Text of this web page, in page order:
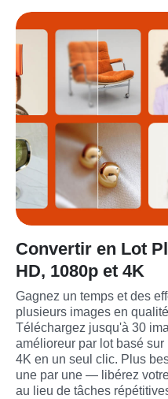
Convertir en Lot
HD, 1080p et 4K
Gagnez un temps et des
plusieurs images en
Téléchargez jusqu'à 30
amélioreur par lot basé
4K en un seul clic. Plus
une par une — libérez
au lieu de tâches